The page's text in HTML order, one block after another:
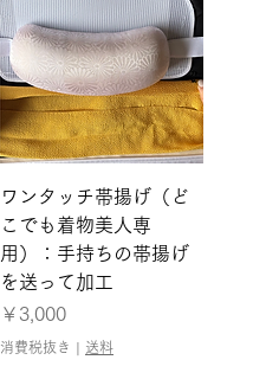
ワンタッチ帯揚げ（ど
こでも着物美人専
用）：手持ちの帯揚げ
を送って加工
価格
￥3,000
消費税抜き 送料